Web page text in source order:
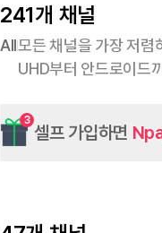
241개 채널
All모든 채널을 가장 저렴
UHD부터 안드로이드
3
셀프 가입하면